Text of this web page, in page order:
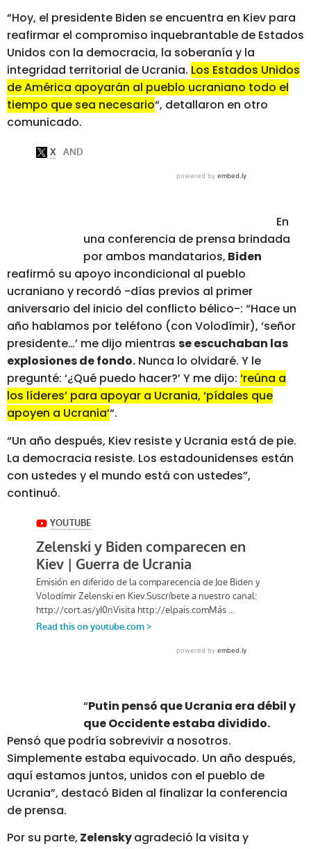
“Hoy, el presidente Biden se encuentra en Kiev para
reafirmar el compromiso inquebrantable de Estados
Unidos con la democracia, la soberanía y la
integridad territorial de Ucrania. Los Estados Unidos
de América apoyarán al pueblo ucraniano todo el
tiempo que sea necesario“, detallaron en otro
comunicado.
En
una conferencia de prensa brindada
por ambos mandatarios, Biden
reafirmó su apoyo incondicional al pueblo
ucraniano y recordó -días previos al primer
aniversario del inicio del conflicto bélico-: “Hace un
año hablamos por teléfono (con Volodímir), ‘señor
presidente…’ me dijo mientras se escuchaban las
explosiones de fondo. Nunca lo olvidaré. Y le
pregunté: ‘¿Qué puedo hacer?’ Y me dijo: ‘reúna a
los líderes’ para apoyar a Ucrania, ‘pídales que
apoyen a Ucrania’“.
“Un año después, Kiev resiste y Ucrania está de pie.
La democracia resiste. Los estadounidenses están
con ustedes y el mundo está con ustedes”,
continuó.
“Putin pensó que Ucrania era débil y
que Occidente estaba dividido.
Pensó que podría sobrevivir a nosotros.
Simplemente estaba equivocado. Un año después,
aquí estamos juntos, unidos con el pueblo de
Ucrania”, destacó Biden al finalizar la conferencia
de prensa.
Por su parte, Zelenskyagradeció la visita y